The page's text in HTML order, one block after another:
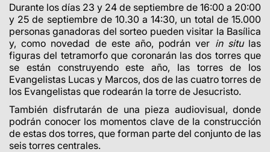
Durante los días 23 y 24 de septiembre de 16:00 a 20:00
y 25 de septiembre de 10.30 a 14:30, un total de 15.000
personas ganadoras del sorteo pueden visitar la Basílica
y, como novedad de este año, podrán ver in situlas
figuras del tetramorfo que coronarán las dos torres que
se están construyendo este año, las torres de los
Evangelistas Lucas y Marcos, dos de las cuatro torres de
los Evangelistas que rodearán la torre de Jesucristo.
También disfrutarán de una pieza audiovisual, donde
podrán conocer los momentos clave de la construcción
de estas dos torres, que forman parte del conjunto de las
seis torres centrales.